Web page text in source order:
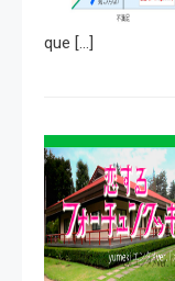
que […]